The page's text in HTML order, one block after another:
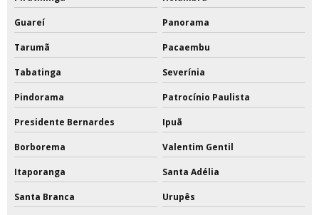
Guareí Panorama
Tarumã Pacaembu
Tabatinga Severínia
Pindorama Patrocínio Paulista
Presidente Bernardes Ipuã
Borborema Valentim Gentil
Itaporanga Santa Adélia
Santa Branca Urupês